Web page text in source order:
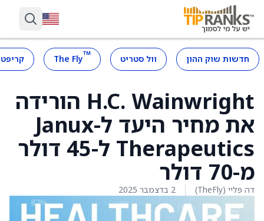
חדשות שוק ההון וול סטריט ™
The Fly
H.C. Wainwright הורידה
את מחיר היעד ל-Janux
Therapeutics ל-45 דולר
מ-70 דולר
דה פליי (TheFly) 2 בדצמבר 2025